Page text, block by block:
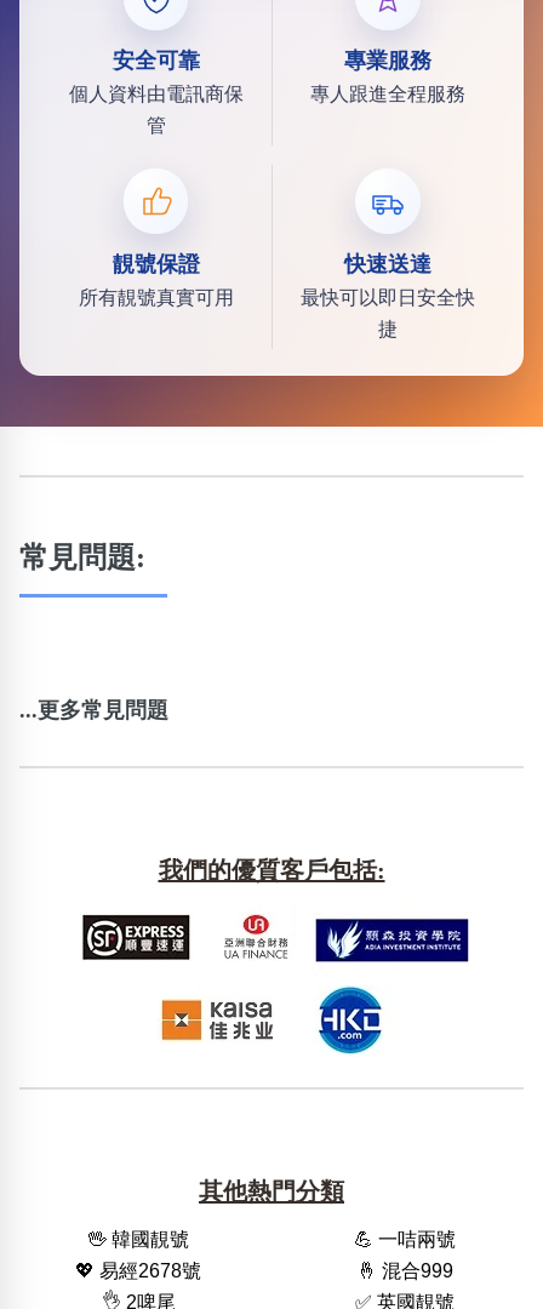
安全可靠
個人資料由電訊商保
管
專業服務
專人跟進全程服務
靚號保證
所有靚號真實可用
快速送達
最快可以即日安全快
捷
常見問題:
...更多常見問題
我們的優質客戶包括:
其他熱門分類
🖖 韓國靚號
💪 一咭兩號
💖 易經2678號
🤞 混合999
👌 2啤尾
✅ 英國靚號